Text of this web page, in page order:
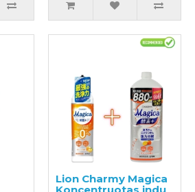
Lion Charmy Magica
Koncentruotas indų